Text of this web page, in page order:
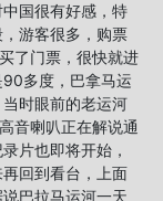
国很有好感，特
游客很多，购票
了门票，很快就进
多度，巴拿马运
时眼前的老运河
音喇叭正在解说通
片也即将开始，
回到看台，上面
巴拉马运河一天